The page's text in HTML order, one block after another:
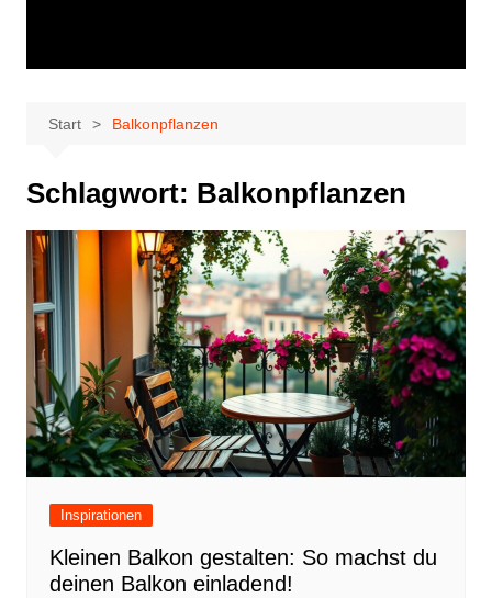
Start Balkonpflanzen
Schlagwort: Balkonpflanzen
Inspirationen
Kleinen Balkon gestalten: So machst du
deinen Balkon einladend!